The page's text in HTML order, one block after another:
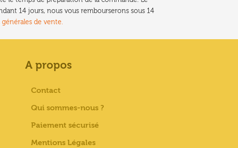
14 jours, nous vous rembourserons sous 14
de vente.
A propos
Contact
Qui sommes-nous ?
Paiement sécurisé
Mentions Légales